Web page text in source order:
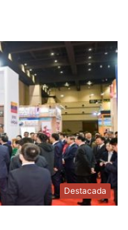
Destacada